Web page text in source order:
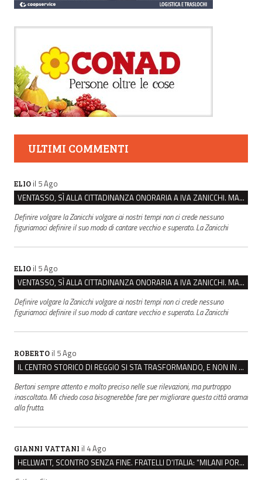
ULTIMI COMMENTI
ELIO il 5 Ago
VENTASSO, SÌ ALLA CITTADINANZA ONORARIA A IVA ZANICCHI. MA BARGIACCHI: “È DI PESSIMO GUSTO”
Definire volgare la Zanicchi volgare ai nostri tempi non ci crede nessuno
figuriamoci definire il suo modo di cantare vecchio e superato. La Zanicchi
ELIO il 5 Ago
VENTASSO, SÌ ALLA CITTADINANZA ONORARIA A IVA ZANICCHI. MA BARGIACCHI: “È DI PESSIMO GUSTO”
Definire volgare la Zanicchi volgare ai nostri tempi non ci crede nessuno
figuriamoci definire il suo modo di cantare vecchio e superato. La Zanicchi
ROBERTO il 5 Ago
IL CENTRO STORICO DI REGGIO SI STA TRASFORMANDO, E NON IN MEGLIO
Bertoni sempre attento e molto preciso nelle sue rilevazioni, ma purtroppo
inascoltato. Mi chiedo cosa bisognerebbe fare per migliorare questa città oramai
alla frutta.
GIANNI VATTANI il 4 Ago
HELLWATT, SCONTRO SENZA FINE. FRATELLI D’ITALIA: “MILANI PORTA DOCUMENTI, DE FRANCO INSULTI”